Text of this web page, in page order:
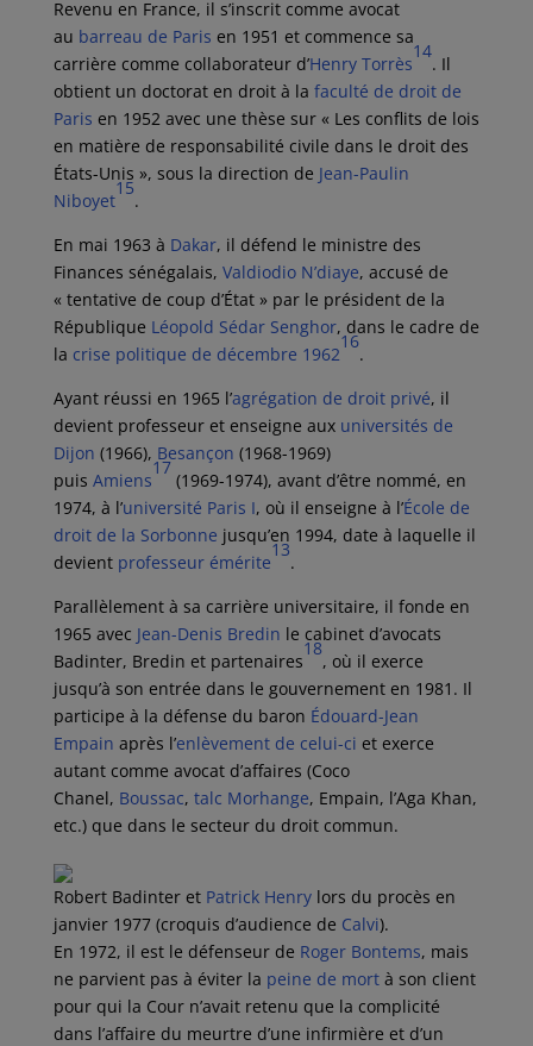
Revenu en France, il s’inscrit comme avocat
au barreau de Paris en 1951 et commence sa
carrière comme collaborateur d’Henry Torrès
14
. Il
obtient un doctorat en droit à la faculté de droit de
Paris en 1952 avec une thèse sur « Les conflits de lois
en matière de responsabilité civile dans le droit des
États-Unis », sous la direction de Jean-Paulin
Niboyet
15
.
En mai 1963 à Dakar, il défend le ministre des
Finances sénégalais, Valdiodio N’diaye, accusé de
« tentative de coup d’État » par le président de la
République Léopold Sédar Senghor, dans le cadre de
la crise politique de décembre 1962
16
.
Ayant réussi en 1965 l’agrégation de droit privé, il
devient professeur et enseigne aux universités de
Dijon (1966), Besançon (1968-1969)
puis Amiens
17
(1969-1974), avant d’être nommé, en
1974, à l’université Paris I, où il enseigne à l’École de
droit de la Sorbonne jusqu’en 1994, date à laquelle il
devient professeur émérite
13
.
Parallèlement à sa carrière universitaire, il fonde en
1965 avec Jean-Denis Bredin le cabinet d’avocats
Badinter, Bredin et partenaires
18
, où il exerce
jusqu’à son entrée dans le gouvernement en 1981. Il
participe à la défense du baron Édouard-Jean
Empain après l’enlèvement de celui-ci et exerce
autant comme avocat d’affaires (Coco
Chanel, Boussac, talc Morhange, Empain, l’Aga Khan,
etc.) que dans le secteur du droit commun.
Robert Badinter et Patrick Henry lors du procès en
janvier 1977 (croquis d’audience de Calvi).
En 1972, il est le défenseur de Roger Bontems, mais
ne parvient pas à éviter la peine de mort à son client
pour qui la Cour n’avait retenu que la complicité
dans l’affaire du meurtre d’une infirmière et d’un